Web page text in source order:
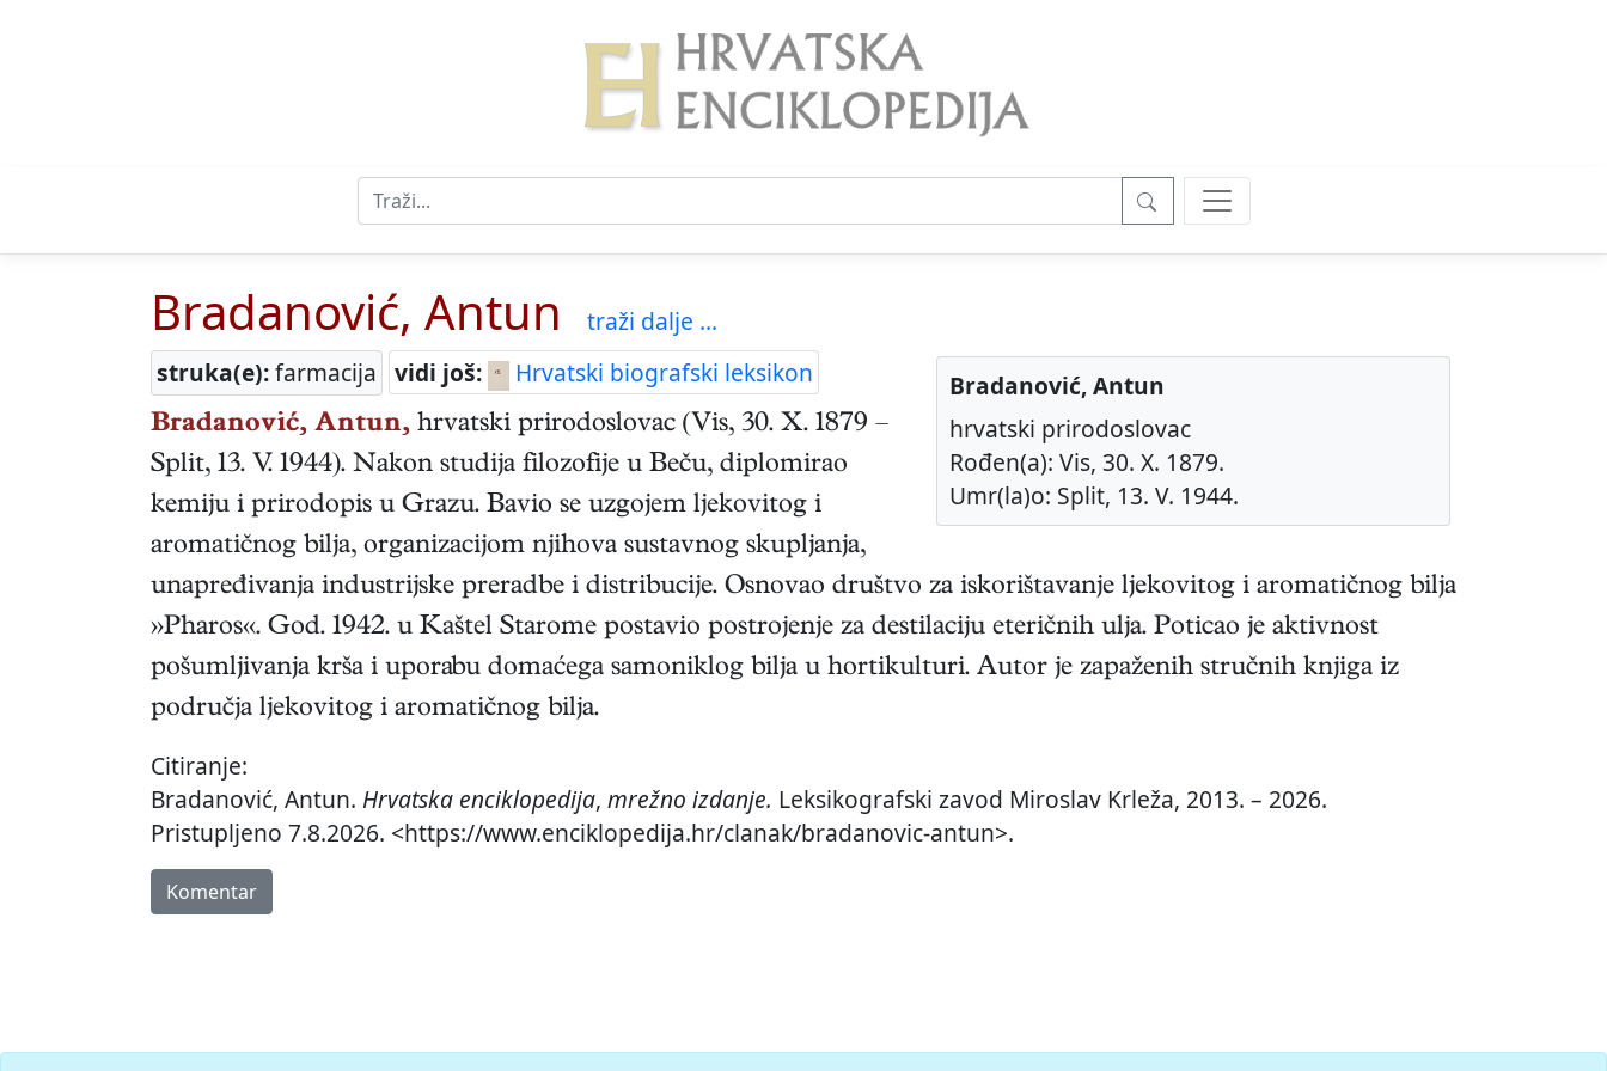
Bradanović, Antun
traži dalje ...
struka(e):farmacija vidi još: Hrvatski biografski leksikon
Bradanović, Antun
hrvatski prirodoslovac
Rođen(a): Vis, 30. X. 1879.
Umr(la)o: Split, 13. V. 1944.
Bradanović, Antun, hrvatski prirodoslovac (Vis, 30. X. 1879 –
Split, 13. V. 1944). Nakon studija filozofije u Beču, diplomirao
kemiju i prirodopis u Grazu. Bavio se uzgojem ljekovitog i
aromatičnog bilja, organizacijom njihova sustavnog skupljanja,
unapređivanja industrijske preradbe i distribucije. Osnovao društvo za iskorištavanje ljekovitog i aromatičnog bilja
»Pharos«. God. 1942. u Kaštel Starome postavio postrojenje za destilaciju eteričnih ulja. Poticao je aktivnost
pošumljivanja krša i uporabu domaćega samoniklog bilja u hortikulturi. Autor je zapaženih stručnih knjiga iz
područja ljekovitog i aromatičnog bilja.
Citiranje:
Bradanović, Antun. Hrvatska enciklopedija, mrežno izdanje. Leksikografski zavod Miroslav Krleža, 2013. – 2026.
Pristupljeno 7.8.2026. <https://www.enciklopedija.hr/clanak/bradanovic-antun>.
Komentar